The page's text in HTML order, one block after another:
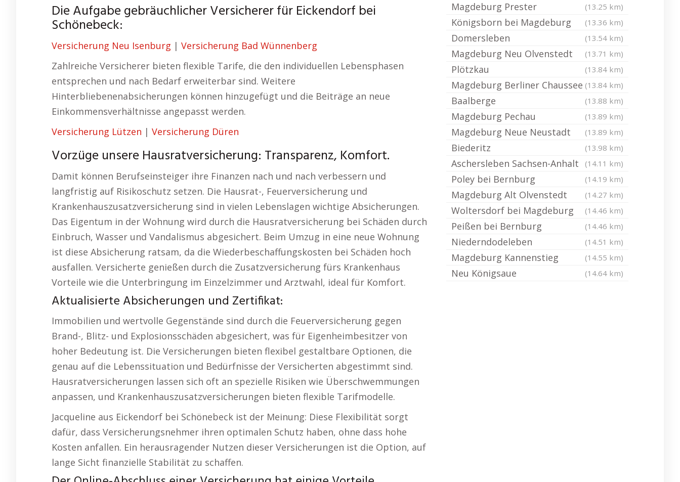
Die Aufgabe gebräuchlicher Versicherer für Eickendorf bei
Schönebeck:
Versicherung Neu Isenburg | Versicherung Bad Wünnenberg
Zahlreiche Versicherer bieten flexible Tarife, die den individuellen Lebensphasen
entsprechen und nach Bedarf erweiterbar sind. Weitere
Hinterbliebenenabsicherungen können hinzugefügt und die Beiträge an neue
Einkommensverhältnisse angepasst werden.
Versicherung Lützen | Versicherung Düren
Vorzüge unsere Hausratversicherung: Transparenz, Komfort.
Damit können Berufseinsteiger ihre Finanzen nach und nach verbessern und
langfristig auf Risikoschutz setzen. Die Hausrat-, Feuerversicherung und
Krankenhauszusatzversicherung sind in vielen Lebenslagen wichtige Absicherungen.
Das Eigentum in der Wohnung wird durch die Hausratversicherung bei Schäden durch
Einbruch, Wasser und Vandalismus abgesichert. Beim Umzug in eine neue Wohnung
ist diese Absicherung ratsam, da die Wiederbeschaffungskosten bei Schäden hoch
ausfallen. Versicherte genießen durch die Zusatzversicherung fürs Krankenhaus
Vorteile wie die Unterbringung im Einzelzimmer und Arztwahl, ideal für Komfort.
Aktualisierte Absicherungen und Zertifikat:
Immobilien und wertvolle Gegenstände sind durch die Feuerversicherung gegen
Brand-, Blitz- und Explosionsschäden abgesichert, was für Eigenheimbesitzer von
hoher Bedeutung ist. Die Versicherungen bieten flexibel gestaltbare Optionen, die
genau auf die Lebenssituation und Bedürfnisse der Versicherten abgestimmt sind.
Hausratversicherungen lassen sich oft an spezielle Risiken wie Überschwemmungen
anpassen, und Krankenhauszusatzversicherungen bieten flexible Tarifmodelle.
Jacqueline aus Eickendorf bei Schönebeck ist der Meinung: Diese Flexibilität sorgt
dafür, dass Versicherungsnehmer ihren optimalen Schutz haben, ohne dass hohe
Kosten anfallen. Ein herausragender Nutzen dieser Versicherungen ist die Option, auf
lange Sicht finanzielle Stabilität zu schaffen.
Magdeburg Prester (13.25 km)
Königsborn bei Magdeburg (13.36 km)
Domersleben (13.54 km)
Magdeburg Neu Olvenstedt (13.71 km)
Plötzkau (13.84 km)
Magdeburg Berliner Chaussee (13.84 km)
Baalberge (13.88 km)
Magdeburg Pechau (13.89 km)
Magdeburg Neue Neustadt (13.89 km)
Biederitz (13.98 km)
Aschersleben Sachsen-Anhalt (14.11 km)
Poley bei Bernburg (14.19 km)
Magdeburg Alt Olvenstedt (14.27 km)
Woltersdorf bei Magdeburg (14.46 km)
Peißen bei Bernburg (14.46 km)
Niederndodeleben (14.51 km)
Magdeburg Kannenstieg (14.55 km)
Neu Königsaue (14.64 km)